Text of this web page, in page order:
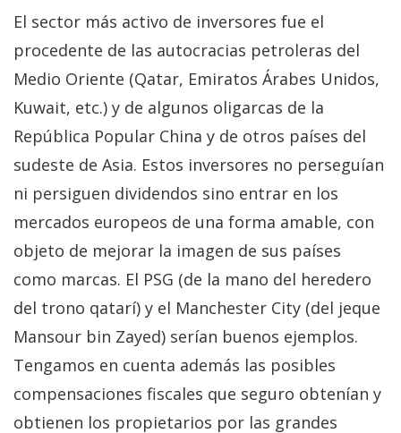
El sector más activo de inversores fue el
procedente de las autocracias petroleras del
Medio Oriente (Qatar, Emiratos Árabes Unidos,
Kuwait, etc.) y de algunos oligarcas de la
República Popular China y de otros países del
sudeste de Asia. Estos inversores no perseguían
ni persiguen dividendos sino entrar en los
mercados europeos de una forma amable, con
objeto de mejorar la imagen de sus países
como marcas. El PSG (de la mano del heredero
del trono qatarí) y el Manchester City (del jeque
Mansour bin Zayed) serían buenos ejemplos.
Tengamos en cuenta además las posibles
compensaciones fiscales que seguro obtenían y
obtienen los propietarios por las grandes